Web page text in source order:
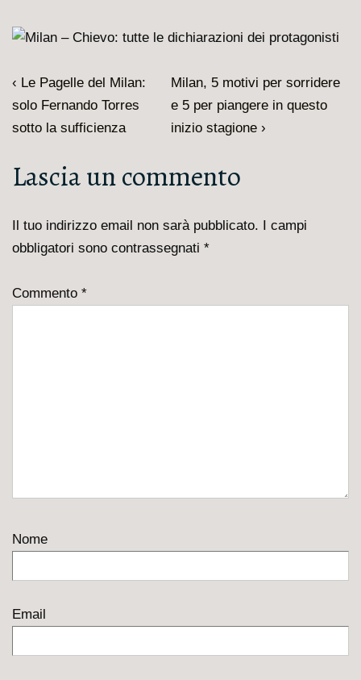
Navigazione
articoli
L'articolo
precedente
è
‹ Le Pagelle del Milan:
solo Fernando Torres
sotto la sufficienza
Il
prossimo
articolo
Milan, 5 motivi per sorridere
e 5 per piangere in questo
inizio stagione ›
Lascia un commento
Il tuo indirizzo email non sarà pubblicato. I campi
obbligatori sono contrassegnati *
Commento *
Nome
Email